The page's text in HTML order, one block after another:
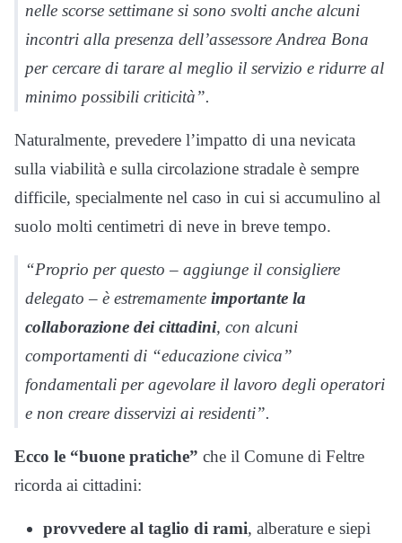
nelle scorse settimane si sono svolti anche alcuni
incontri alla presenza dell’assessore Andrea Bona
per cercare di tarare al meglio il servizio e ridurre al
minimo possibili criticità”.
Naturalmente, prevedere l’impatto di una nevicata
sulla viabilità e sulla circolazione stradale è sempre
difficile, specialmente nel caso in cui si accumulino al
suolo molti centimetri di neve in breve tempo.
“Proprio per questo – aggiunge il consigliere
delegato – è estremamente importante la
collaborazione dei cittadini, con alcuni
comportamenti di “educazione civica”
fondamentali per agevolare il lavoro degli operatori
e non creare disservizi ai residenti”.
Ecco le “buone pratiche” che il Comune di Feltre
ricorda ai cittadini:
provvedere al taglio di rami, alberature e siepi